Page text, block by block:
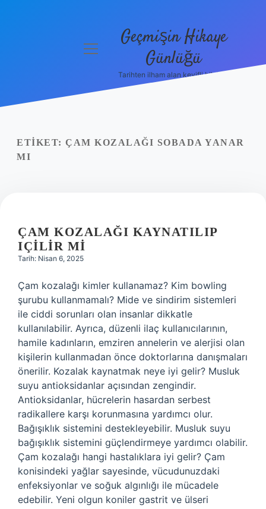
Yasal Uyarı
menüyü
Geçmişin Hikaye
Günlüğü
Tarihten ilham alan keyifli bilgiler!
ETIKET: ÇAM KOZALAĞI SOBADA YANAR
MI
ÇAM KOZALAĞI KAYNATILIP
IÇILIR MI
Tarih: Nisan 6, 2025
Çam kozalağı kimler kullanamaz? Kim bowling
şurubu kullanmamalı? Mide ve sindirim sistemleri
ile ciddi sorunları olan insanlar dikkatle
kullanılabilir. Ayrıca, düzenli ilaç kullanıcılarının,
hamile kadınların, emziren annelerin ve alerjisi olan
kişilerin kullanmadan önce doktorlarına danışmaları
önerilir. Kozalak kaynatmak neye iyi gelir? Musluk
suyu antioksidanlar açısından zengindir.
Antioksidanlar, hücrelerin hasardan serbest
radikallere karşı korunmasına yardımcı olur.
Bağışıklık sistemini destekleyebilir. Musluk suyu
bağışıklık sistemini güçlendirmeye yardımcı olabilir.
Çam kozalağı hangi hastalıklara iyi gelir? Çam
konisindeki yağlar sayesinde, vücudunuzdaki
enfeksiyonlar ve soğuk algınlığı ile mücadele
edebilir. Yeni olgun koniler gastrit ve ülseri